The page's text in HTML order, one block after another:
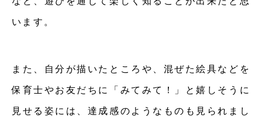
います。
また、自分が描いたところや、混ぜた絵具などを
保育士やお友だちに「みてみて！」と嬉しそうに
見せる姿には、達成感のようなものも見られまし